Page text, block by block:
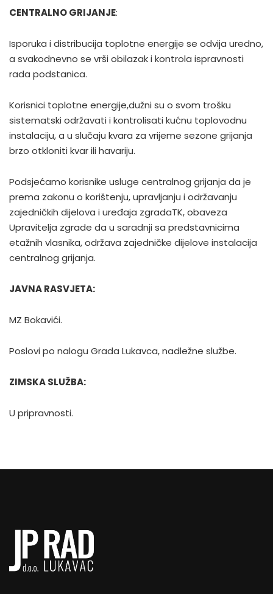
CENTRALNO GRIJANJE:
Isporuka i distribucija toplotne energije se odvija uredno,
a svakodnevno se vrši obilazak i kontrola ispravnosti
rada podstanica.
Korisnici toplotne energije,dužni su o svom trošku
sistematski održavati i kontrolisati kućnu toplovodnu
instalaciju, a u slučaju kvara za vrijeme sezone grijanja
brzo otkloniti kvar ili havariju.
Podsjećamo korisnike usluge centralnog grijanja da je
prema zakonu o korištenju, upravljanju i održavanju
zajedničkih dijelova i uređaja zgradaTK, obaveza
Upravitelja zgrade da u saradnji sa predstavnicima
etažnih vlasnika, održava zajedničke dijelove instalacija
centralnog grijanja.
JAVNA RASVJETA:
MZ Bokavići.
Poslovi po nalogu Grada Lukavca, nadležne službe.
ZIMSKA SLUŽBA:
U pripravnosti.